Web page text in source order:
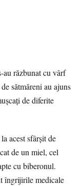
au răzbunat cu vârf
sătmăreni au ajuns
de diferite
acest sfârşit de
de un miel, cel
cu biberonul.
îngrijirile medicale